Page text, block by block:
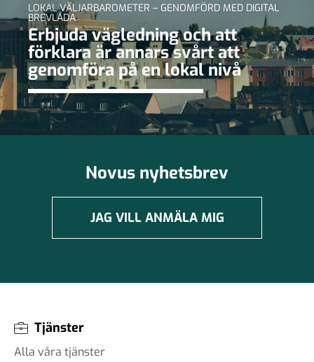
LOKAL VÄLJARBAROMETER – GENOMFÖRD MED DIGITAL
BREVLÅDA
Erbjuda vägledning och att
förklara är annars svårt att
genomföra på en lokal nivå
Novus nyhetsbrev
JAG VILL ANMÄLA MIG
Tjänster
Alla våra tjänster